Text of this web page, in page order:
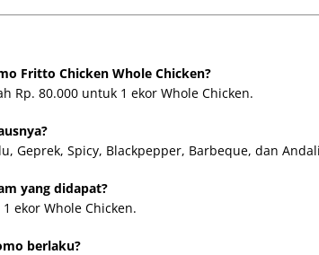
Fritto Chicken Whole Chicken?
Rp. 80.000 untuk 1 ekor Whole Chicken.
Geprek, Spicy, Blackpepper, Barbeque, dan
yang didapat?
ekor Whole Chicken.
berlaku?